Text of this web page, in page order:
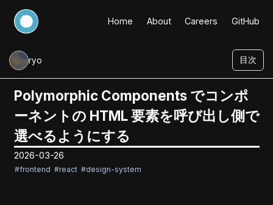
Home About Careers GitHub
ryo 目次
Polymorphic Components でコンポ
ーネントの HTML 要素を呼び出し側で
選べるようにする
2026-03-26
#frontend #react #design-system